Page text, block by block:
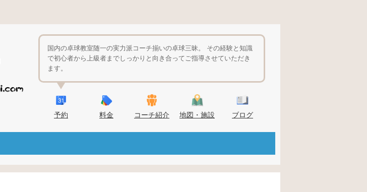
国内の卓球教室随一の実力派コーチ揃いの卓球三昧。 その経験と知識
で初心者から上級者までしっかりと向き合ってご指導させていただき
ます。
予約 料金 コーチ紹介 地図・施設 ブログ